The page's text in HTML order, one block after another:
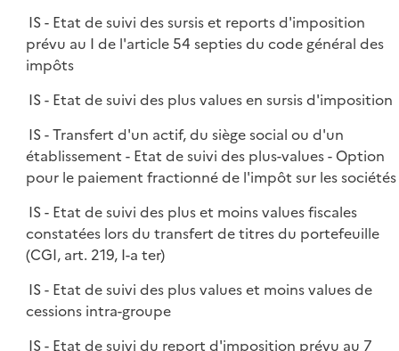
IS - Etat de suivi des sursis et reports d'imposition
prévu au I de l'article 54 septies du code général des
impôts
IS - Etat de suivi des plus values en sursis d'imposition
IS - Transfert d'un actif, du siège social ou d'un
établissement - Etat de suivi des plus-values - Option
pour le paiement fractionné de l'impôt sur les sociétés
IS - Etat de suivi des plus et moins values fiscales
constatées lors du transfert de titres du portefeuille
(CGI, art. 219, I-a ter)
IS - Etat de suivi des plus values et moins values de
cessions intra-groupe
IS - Etat de suivi du report d'imposition prévu au 7